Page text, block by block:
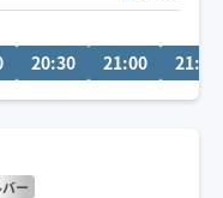
に☆
🌻
頂きます🫧
20:30 21:00 21:30
ー